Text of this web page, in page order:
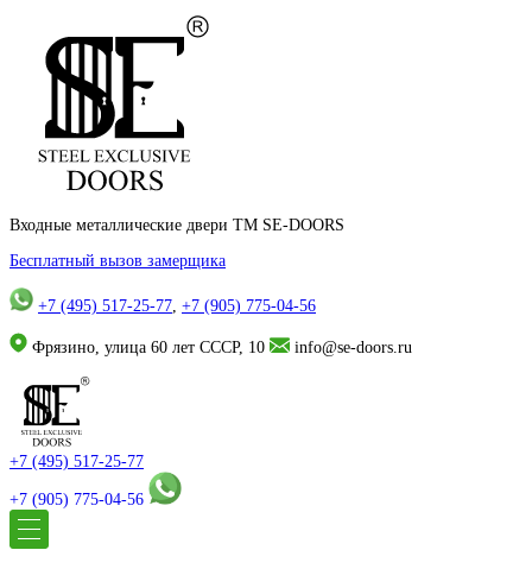
Входные металлические двери TM SE-DOORS
Бесплатный вызов замерщика
+7 (495) 517-25-77, +7 (905) 775-04-56
Фрязино, улица 60 лет СССР, 10 info@se-doors.ru
+7 (495) 517-25-77
+7 (905) 775-04-56